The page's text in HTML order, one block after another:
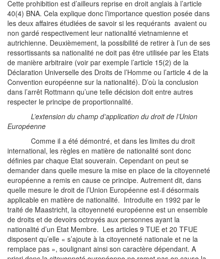
Cette prohibition est d’ailleurs reprise en droit anglais à l’article
40(4) BNA. Cela explique donc l’importance question posée dans
les deux affaires étudiées de savoir si les requérants avaient ou
non gardé respectivement leur nationalité vietnamienne et
autrichienne. Deuxièmement, la possibilité de retirer à l’un de ses
ressortissants sa nationalité ne doit pas être utilisée par les Etats
de manière arbitraire (voir par exemple l’article 15(2) de la
Déclaration Universelle des Droits de l’Homme ou l’article 4 de la
Convention européenne sur la nationalité). D’où la conclusion
dans l’arrêt Rottmann qu’une telle décision doit entre autres
respecter le principe de proportionnalité.
L’extension du champ d’application du droit de l’Union
Européenne
Comme il a été démontré, et dans les limites du droit
international, les règles en matière de nationalité sont donc
définies par chaque Etat souverain. Cependant on peut se
demander dans quelle mesure la mise en place de la citoyenneté
européenne a remis en cause ce principe. Autrement dit, dans
quelle mesure le droit de l’Union Européenne est-il désormais
applicable en matière de nationalité. Introduite en 1992 par le
traité de Maastricht, la citoyenneté européenne est un ensemble
de droits et de devoirs octroyés aux personnes ayant la
nationalité d’un Etat Membre. Les articles 9 TUE et 20 TFUE
disposent qu’elle « s’ajoute à la citoyenneté nationale et ne la
remplace pas », soulignant ainsi son caractère dépendant. A